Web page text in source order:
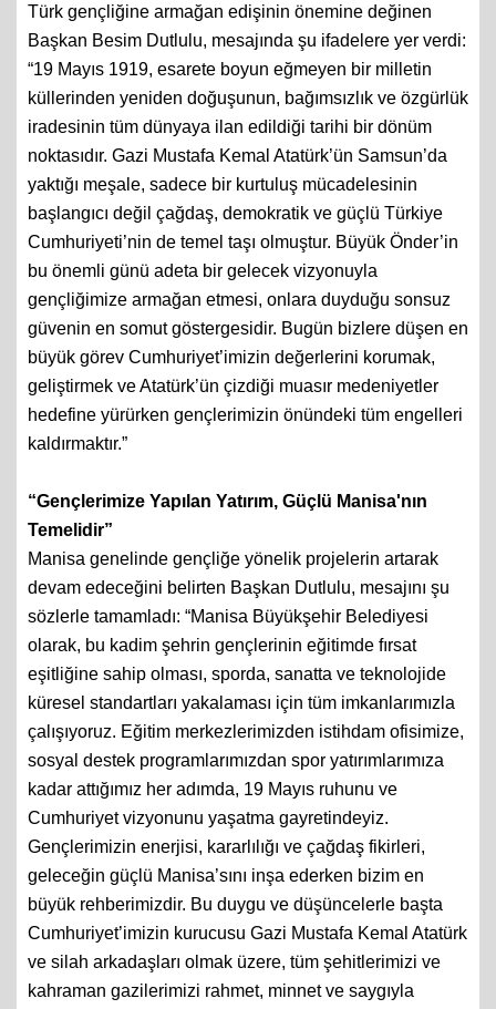
Türk gençliğine armağan edişinin önemine değinen
Başkan Besim Dutlulu, mesajında şu ifadelere yer verdi:
“19 Mayıs 1919, esarete boyun eğmeyen bir milletin
küllerinden yeniden doğuşunun, bağımsızlık ve özgürlük
iradesinin tüm dünyaya ilan edildiği tarihi bir dönüm
noktasıdır. Gazi Mustafa Kemal Atatürk’ün Samsun’da
yaktığı meşale, sadece bir kurtuluş mücadelesinin
başlangıcı değil çağdaş, demokratik ve güçlü Türkiye
Cumhuriyeti’nin de temel taşı olmuştur. Büyük Önder’in
bu önemli günü adeta bir gelecek vizyonuyla
gençliğimize armağan etmesi, onlara duyduğu sonsuz
güvenin en somut göstergesidir. Bugün bizlere düşen en
büyük görev Cumhuriyet’imizin değerlerini korumak,
geliştirmek ve Atatürk’ün çizdiği muasır medeniyetler
hedefine yürürken gençlerimizin önündeki tüm engelleri
kaldırmaktır.”
“Gençlerimize Yapılan Yatırım, Güçlü Manisa'nın
Temelidir”
Manisa genelinde gençliğe yönelik projelerin artarak
devam edeceğini belirten Başkan Dutlulu, mesajını şu
sözlerle tamamladı: “Manisa Büyükşehir Belediyesi
olarak, bu kadim şehrin gençlerinin eğitimde fırsat
eşitliğine sahip olması, sporda, sanatta ve teknolojide
küresel standartları yakalaması için tüm imkanlarımızla
çalışıyoruz. Eğitim merkezlerimizden istihdam ofisimize,
sosyal destek programlarımızdan spor yatırımlarımıza
kadar attığımız her adımda, 19 Mayıs ruhunu ve
Cumhuriyet vizyonunu yaşatma gayretindeyiz.
Gençlerimizin enerjisi, kararlılığı ve çağdaş fikirleri,
geleceğin güçlü Manisa’sını inşa ederken bizim en
büyük rehberimizdir. Bu duygu ve düşüncelerle başta
Cumhuriyet’imizin kurucusu Gazi Mustafa Kemal Atatürk
ve silah arkadaşları olmak üzere, tüm şehitlerimizi ve
kahraman gazilerimizi rahmet, minnet ve saygıyla